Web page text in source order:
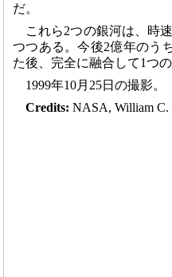
だ。
これら2つの銀河は、時
つつある。今後2億年のう
た後、完全に融合して1つ
1999年10月25日の撮影。
Credits: NASA, William C.